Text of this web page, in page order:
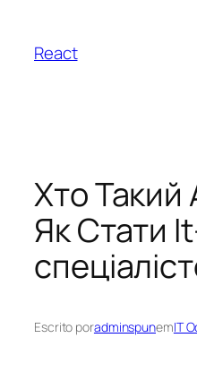
React
Хто Такий
Як Стати
Escrito poradminspunemIT